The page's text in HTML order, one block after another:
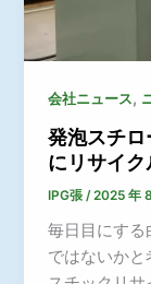
会社ニュース,
発泡スチロ
にリサイク
IPG張 /2025 年
毎日目にす
ではないか